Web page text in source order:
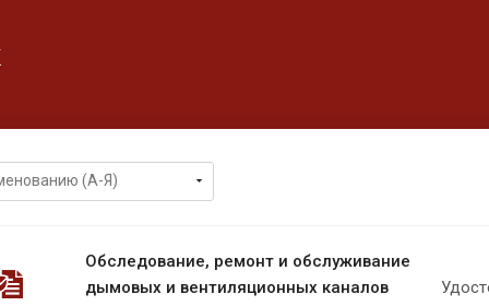
Обследование, ремонт и обслуживание
дымовых и вентиляционных каналов